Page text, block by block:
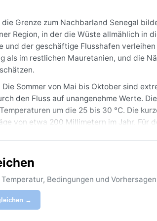
Grenze zum Nachbarland Senegal
Region, in der die Wüste allmählich in
der geschäftige Flusshafen verleihen
als im restlichen Mauretanien, und die
Sommer von Mai bis Oktober sind
den Fluss auf unangenehme Werte. Die
um die 25 bis 30 °C. Die
von etwa 200 Millimetern im Jahr. Für
sonnig und nicht zu heiß. Ein
zwischen Dezember und Februar für eine
starke Regenfälle in der Regenzeit zu
nicht auf, und Schnee ist ein Fremdwort.
Januar und Februar bevorzugen.
Bedingungen und
→